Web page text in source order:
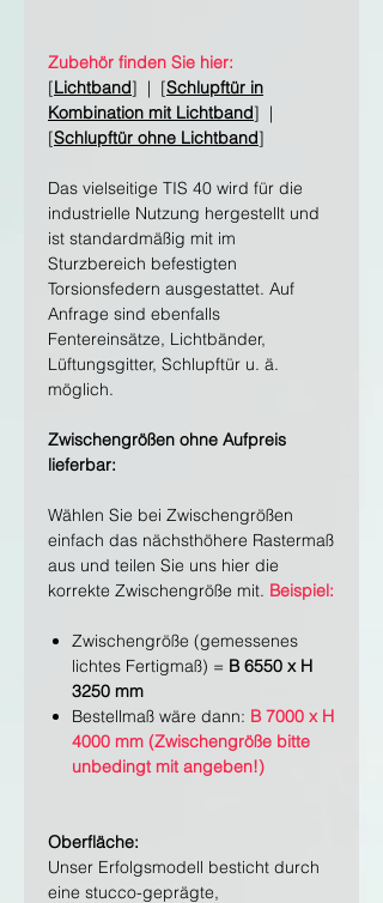
Zubehör finden Sie hier:
[Lichtband] | [Schlupftür in
Kombination mit Lichtband] |
[Schlupftür ohne Lichtband]
Das vielseitige TIS 40 wird für die
industrielle Nutzung hergestellt und
ist standardmäßig mit im
Sturzbereich befestigten
Torsionsfedern ausgestattet. Auf
Anfrage sind ebenfalls
Fentereinsätze, Lichtbänder,
Lüftungsgitter, Schlupftür u. ä.
möglich.
Zwischengrößen ohne Aufpreis
lieferbar:
Wählen Sie bei Zwischengrößen
einfach das nächsthöhere Rastermaß
aus und teilen Sie uns hier die
korrekte Zwischengröße mit. Beispiel:
Zwischengröße (gemessenes
lichtes Fertigmaß) = B 6550 x H
3250 mm
Bestellmaß wäre dann: B 7000 x H
4000 mm (Zwischengröße bitte
unbedingt mit angeben!)
Oberfläche:
Unser Erfolgsmodell besticht durch
eine stucco-geprägte,